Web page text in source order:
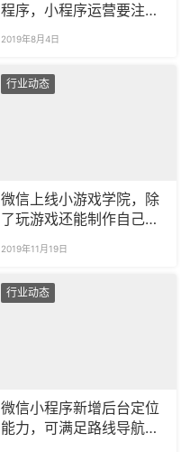
程序，小程序运营要注意
2019年8月4日
行业动态
微信上线小游戏学院，除
了玩游戏还能制作自己的
2019年11月19日
行业动态
微信小程序新增后台定位
能力，可满足路线导航等